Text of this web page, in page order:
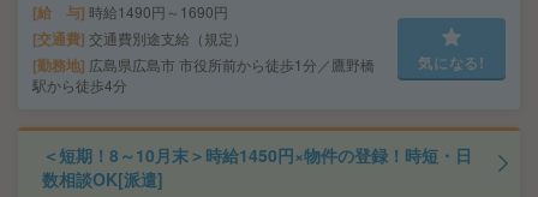
給 与 時給1490円～1690円
交通費 交通費別途支給（規定）
勤務地 広島県広島市 市役所前から徒歩1分／鷹野橋
駅から徒歩4分
気になる!
＜短期！8～10月末＞時給1450円×物件の登録！時短・日
数相談OK[派遣]